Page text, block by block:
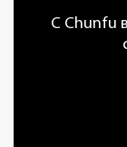
С Chunfu